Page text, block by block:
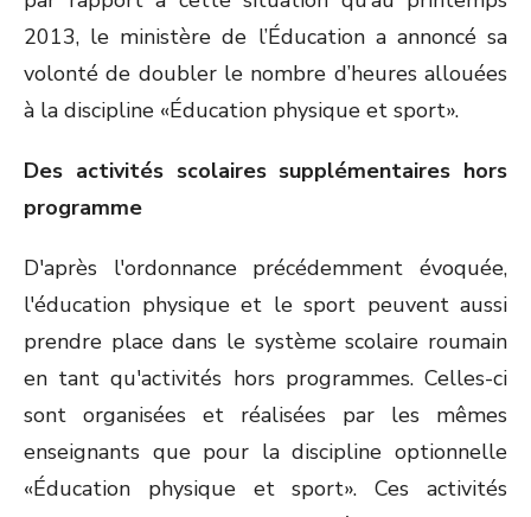
2013, le ministère de l’Éducation a annoncé sa
volonté de doubler le nombre d’heures allouées
à la discipline «Éducation physique et sport».
Des activités scolaires supplémentaires hors
programme
D'après l'ordonnance précédemment évoquée,
l'éducation physique et le sport peuvent aussi
prendre place dans le système scolaire roumain
en tant qu'activités hors programmes. Celles-ci
sont organisées et réalisées par les mêmes
enseignants que pour la discipline optionnelle
«Éducation physique et sport». Ces activités